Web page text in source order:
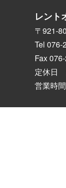
レント
〒921-
Tel 076-
Fax
定休日
営業時